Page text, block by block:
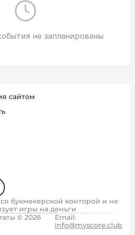
не запланированы
сайтом
букмекерской конторой и не
игры на деньги
© 2026
Email:
info@myscore.club